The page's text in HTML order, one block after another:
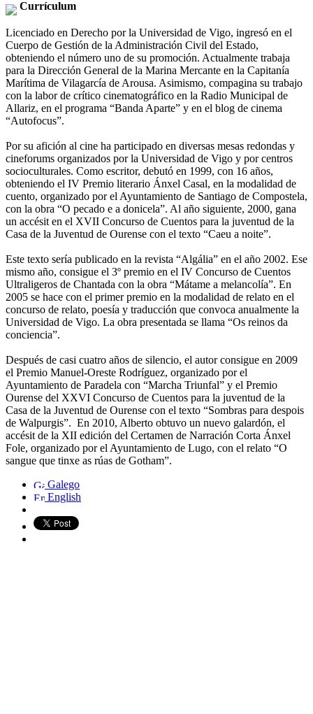
Currículum
Licenciado en Derecho por la Universidad de Vigo, ingresó en el
Cuerpo de Gestión de la Administración Civil del Estado,
obteniendo el número uno de su promoción. Actualmente trabaja
para la Dirección General de la Marina Mercante en la Capitanía
Marítima de Vilagarcía de Arousa. Asimismo, compagina su trabajo
con la labor de crítico cinematográfico en la Radio Municipal de
Allariz, en el programa “Banda Aparte” y en el blog de cinema
“Autofocus”.
Por su afición al cine ha participado en diversas mesas redondas y
cineforums organizados por la Universidad de Vigo y por centros
socioculturales. Como escritor, debutó en 1999, con 16 años,
obteniendo el IV Premio literario Ánxel Casal, en la modalidad de
cuento, organizado por el Ayuntamiento de Santiago de Compostela,
con la obra “O pecado e a donicela”. Al año siguiente, 2000, gana
un accésit en el XVII Concurso de Cuentos para la juventud de la
Casa de la Juventud de Ourense con el texto “Caeu a noite”.
Este texto sería publicado en la revista “Algália” en el año 2002. Ese
mismo año, consigue el 3º premio en el IV Concurso de Cuentos
Ultraligeros de Chantada con la obra “Mátame a melancolía”. En
2005 se hace con el primer premio en la modalidad de relato en el
concurso de relato, poesía y traducción que convoca anualmente la
Universidad de Vigo. La obra presentada se llama “Os reinos da
conciencia”.
Después de casi cuatro años de silencio, el autor consigue en 2009
el Premio Manuel-Oreste Rodríguez, organizado por el
Ayuntamiento de Paradela con “Marcha Triunfal” y el Premio
Ourense del XXVI Concurso de Cuentos para la juventud de la
Casa de la Juventud de Ourense con el texto “Sombras para despois
de Walpurgis”. En 2010, Alberto obtuvo un nuevo galardón, el
accésit de la XII edición del Certamen de Narración Corta Ánxel
Fole, organizado por el Ayuntamiento de Lugo, con el relato “O
sangue que tinxe as rúas de Gotham”.
Galego
English